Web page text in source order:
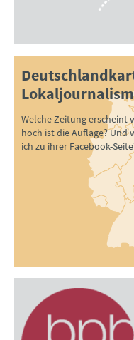
Welche Zeitung erscheint
hoch ist die Auflage? Und
ich zu ihrer Facebook-